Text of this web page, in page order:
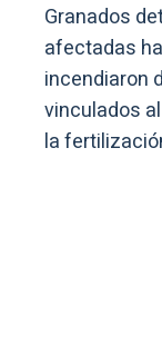
Granados
afectadas
incendiaron
vinculados
la